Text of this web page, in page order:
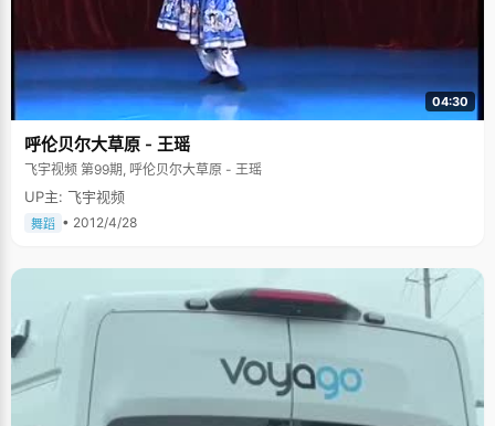
04:30
呼伦贝尔大草原 - 王瑶
飞宇视频 第99期, 呼伦贝尔大草原 - 王瑶
UP主: 飞宇视频
舞蹈 • 2012/4/28